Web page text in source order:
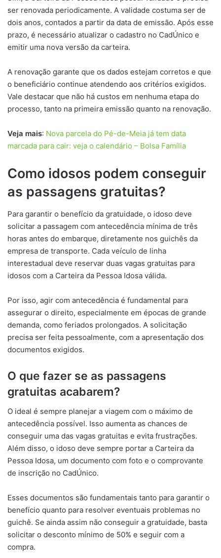
ser renovada periodicamente. A validade costuma ser de
dois anos, contados a partir da data de emissão. Após esse
prazo, é necessário atualizar o cadastro no CadÚnico e
emitir uma nova versão da carteira.
A renovação garante que os dados estejam corretos e que
o beneficiário continue atendendo aos critérios exigidos.
Vale destacar que não há custos em nenhuma etapa do
processo, tanto na primeira emissão quanto na renovação.
Veja mais: Nova parcela do Pé-de-Meia já tem data
marcada para cair: veja o calendário – Bolsa Família
Como idosos podem conseguir
as passagens gratuitas?
Para garantir o benefício da gratuidade, o idoso deve
solicitar a passagem com antecedência mínima de três
horas antes do embarque, diretamente nos guichês da
empresa de transporte. Cada veículo de linha
interestadual deve reservar duas vagas gratuitas para
idosos com a Carteira da Pessoa Idosa válida.
Por isso, agir com antecedência é fundamental para
assegurar o direito, especialmente em épocas de grande
demanda, como feriados prolongados. A solicitação
precisa ser feita pessoalmente, com a apresentação dos
documentos exigidos.
O que fazer se as passagens
gratuitas acabarem?
O ideal é sempre planejar a viagem com o máximo de
antecedência possível. Isso aumenta as chances de
conseguir uma das vagas gratuitas e evita frustrações.
Além disso, o idoso deve sempre portar a Carteira da
Pessoa Idosa, um documento com foto e o comprovante
de inscrição no CadÚnico.
Esses documentos são fundamentais tanto para garantir o
benefício quanto para resolver eventuais problemas no
guichê. Se ainda assim não conseguir a gratuidade, basta
solicitar o desconto mínimo de 50% e seguir com a
compra.